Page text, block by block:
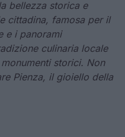
bellezza storica e
cittadina, famosa per il
e i panorami
culinaria locale
storici. Non
Pienza, il gioiello della